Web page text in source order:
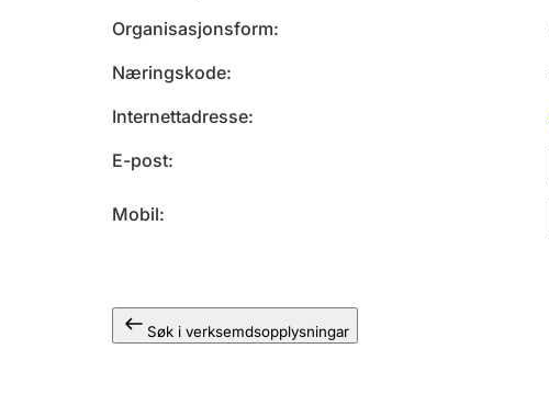
Organisasjonsform
Næringskode
Internettadresse
E-post
Mobil
Søk i verksemdsopplysningar